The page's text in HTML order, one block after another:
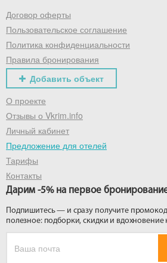
Договор оферты
Пользовательское соглашение
Политика конфиденциальности
Правила бронирования
Добавить объект
О проекте
Отзывы о Vkrim.info
Личный кабинет
Предложение для отелей
Тарифы
Контакты
Дарим -5% на первое
Подпишитесь — и сразу получите
полезное: подборки, скидки и вдохновение